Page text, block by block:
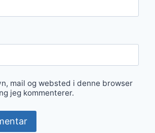
mail og websted i denne browser
jeg kommenterer.